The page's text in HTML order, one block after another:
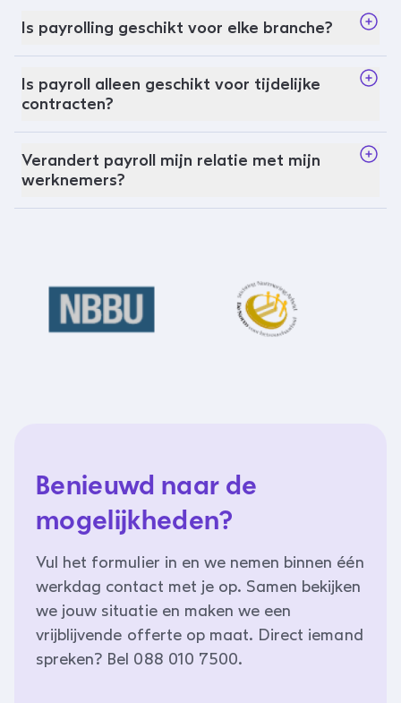
Is payrolling geschikt voor elke branche?
Is payroll alleen geschikt voor tijdelijke
contracten?
Verandert payroll mijn relatie met mijn
werknemers?
Benieuwd naar de
mogelijkheden?
Vul het formulier in en we nemen binnen één
werkdag contact met je op. Samen bekijken
we jouw situatie en maken we een
vrijblijvende offerte op maat. Direct iemand
spreken? Bel 088 010 7500.